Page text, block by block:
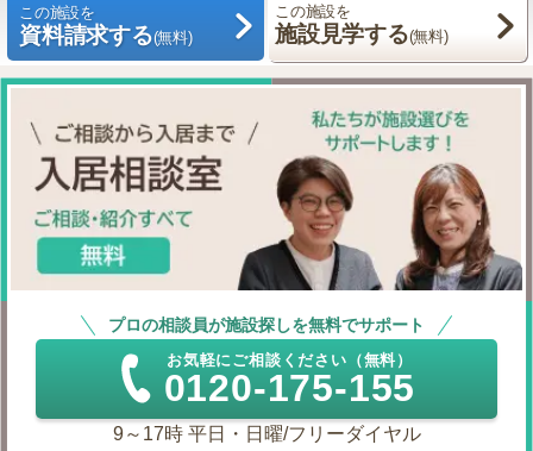
この施設を
資料請求する(無料)
この施設を
施設見学する(無料)
プロの相談員が施設探しを無料でサポート
お気軽にご相談ください（無料）
0120-175-155
9～17時 平日・日曜/フリーダイヤル